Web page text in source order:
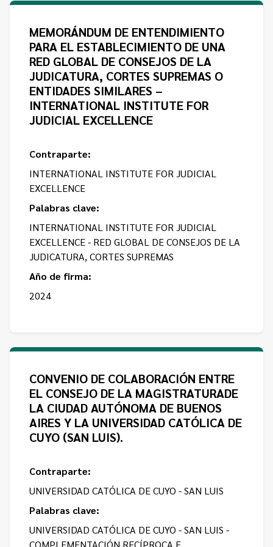
Concursos
Acceso a la información Pública
Pedido de Acceso a la Información online
Tenés Derechos
Plan de Gobierno Abierto en la Justicia
Recursos y Acceso a la Justicia
Repositorio de Datos Abiertos
Programa Educación en Derechos Humanos
Cuento con Derechos
Transparencia
Contacto
MEMORÁNDUM DE ENTENDIMIENTO
PARA EL ESTABLECIMIENTO DE UNA
RED GLOBAL DE CONSEJOS DE LA
JUDICATURA, CORTES SUPREMAS O
ENTIDADES SIMILARES –
INTERNATIONAL INSTITUTE FOR
JUDICIAL EXCELLENCE
Contraparte:
INTERNATIONAL INSTITUTE FOR JUDICIAL
EXCELLENCE
Palabras clave:
INTERNATIONAL INSTITUTE FOR JUDICIAL
EXCELLENCE - RED GLOBAL DE CONSEJOS DE LA
JUDICATURA, CORTES SUPREMAS
Año de firma:
2024
CONVENIO DE COLABORACIÓN ENTRE
EL CONSEJO DE LA MAGISTRATURADE
LA CIUDAD AUTÓNOMA DE BUENOS
AIRES Y LA UNIVERSIDAD CATÓLICA DE
CUYO (SAN LUIS).
Contraparte:
UNIVERSIDAD CATÓLICA DE CUYO - SAN LUIS
Palabras clave:
UNIVERSIDAD CATÓLICA DE CUYO - SAN LUIS -
COMPLEMENTACIÓN RECÍPROCA E